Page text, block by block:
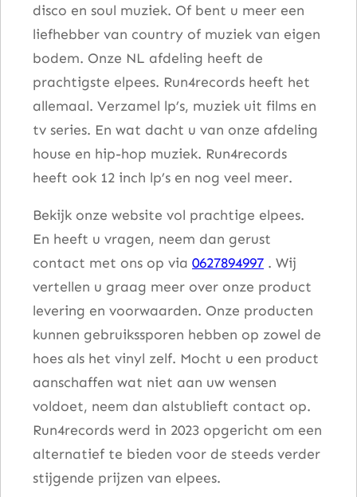
disco en soul muziek. Of bent u meer een
liefhebber van country of muziek van eigen
bodem. Onze NL afdeling heeft de
prachtigste elpees. Run4records heeft het
allemaal. Verzamel lp’s, muziek uit films en
tv series. En wat dacht u van onze afdeling
house en hip-hop muziek. Run4records
heeft ook 12 inch lp’s en nog veel meer.
Bekijk onze website vol prachtige elpees.
En heeft u vragen, neem dan gerust
contact met ons op via 0627894997 . Wij
vertellen u graag meer over onze product
levering en voorwaarden. Onze producten
kunnen gebruikssporen hebben op zowel de
hoes als het vinyl zelf. Mocht u een product
aanschaffen wat niet aan uw wensen
voldoet, neem dan alstublieft contact op.
Run4records werd in 2023 opgericht om een
alternatief te bieden voor de steeds verder
stijgende prijzen van elpees.